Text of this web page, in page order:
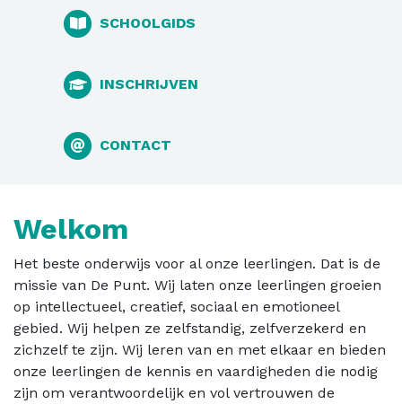
SCHOOLGIDS
INSCHRIJVEN
CONTACT
Welkom
Het beste onderwijs voor al onze leerlingen. Dat is de
missie van De Punt. Wij laten onze leerlingen groeien
op intellectueel, creatief, sociaal en emotioneel
gebied. Wij helpen ze zelfstandig, zelfverzekerd en
zichzelf te zijn. Wij leren van en met elkaar en bieden
onze leerlingen de kennis en vaardigheden die nodig
zijn om verantwoordelijk en vol vertrouwen de